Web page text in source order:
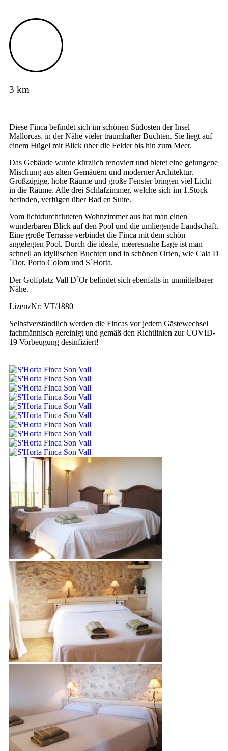
3 km
Diese Finca befindet sich im schönen Südosten der Insel
Mallorcas, in der Nähe vieler traumhafter Buchten. Sie liegt auf
einem Hügel mit Blick über die Felder bis hin zum Meer.
Das Gebäude wurde kürzlich renoviert und bietet eine gelungene
Mischung aus alten Gemäuern und moderner Architektur.
Großzügige, hohe Räume und große Fenster bringen viel Licht
in die Räume. Alle drei Schlafzimmer, welche sich im 1.Stock
befinden, verfügen über Bad en Suite.
Vom lichtdurchfluteten Wohnzimmer aus hat man einen
wunderbaren Blick auf den Pool und die umliegende Landschaft.
Eine große Terrasse verbindet die Finca mit dem schön
angelegten Pool. Durch die ideale, meeresnahe Lage ist man
schnell an idyllischen Buchten und in schönen Orten, wie Cala D
´Dor, Porto Colom und S´Horta.
Der Golfplatz Vall D´Or befindet sich ebenfalls in unmittelbarer
Nähe.
LizenzNr: VT/1880
Selbstverständlich werden die Fincas vor jedem Gästewechsel
fachmännisch gereinigt und gemäß den Richtlinien zur COVID-
19 Vorbeugung desinfiziert!